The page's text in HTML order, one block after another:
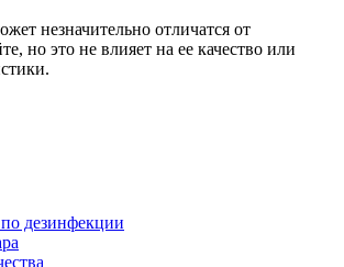
незначительно отличатся от
но это не влияет на ее качество или
дезинфекции